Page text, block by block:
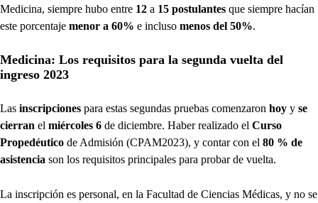
Medicina, siempre hubo entre 12 a 15 postulantes que siempre hacían
este porcentaje menor a 60% e incluso menos del 50%.
Medicina: Los requisitos para la segunda vuelta del
ingreso 2023
Las inscripciones para estas segundas pruebas comenzaron hoy y se
cierran el miércoles 6 de diciembre. Haber realizado el Curso
Propedéutico de Admisión (CPAM2023), y contar con el 80 % de
asistencia son los requisitos principales para probar de vuelta.
La inscripción es personal, en la Facultad de Ciencias Médicas, y no se